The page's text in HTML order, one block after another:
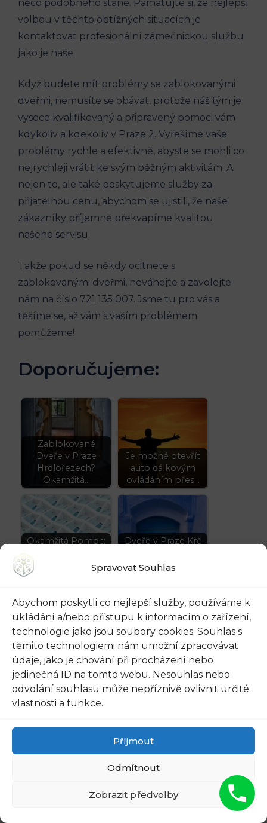
Spravovat Souhlas
Abychom poskytli co nejlepší služby, používáme k
ukládání a/nebo přístupu k informacím o zařízení,
technologie jako jsou soubory cookies. Souhlas s
těmito technologiemi nám umožní zpracovávat
údaje, jako je chování při procházení nebo
jedinečná ID na tomto webu. Nesouhlas nebo
odvolání souhlasu může nepříznivě ovlivnit určité
vlastnosti a funkce.
Příjmout
Odmítnout
Zobrazit předvolby
něco podobného stane. Pamatujte si, že nejlepší
volbou v těchto obtížných situacích je
kontaktovat profesionální zámečnickou službu
jako je naše.
Když budete mít problémy se zablokovanými
dveřmi, nemusíte se obávat, protože náš tým je
vysoce kvalifikovaný a připravený pomoci vám
kdykoliv a kdekoliv v Praze 2. Vyřešíme vaše
problémy rychle a efektivně, abyste se mohli co
nejrychleji vrátit ke svým běžným aktivitám. A
nejen to, ale také poskytujeme služby za
přijatelnou cenu, abychom se ujistili, že naše
zákazníky příjemně překvapíme kvalitou
našeho servisu.
Takže pokud se někdy ocitnete s
zablokovanými dveřmi, neváhejte a zavolejte
nám na číslo 721 135 007. Jsme tu pro vás a
těšíme se, až vám s vaším problémem
pomůžeme!
Doporučujeme:
Zablokované
Dveře v Praze
Hrdlořezech?
Okamžitá…
Je možné otevřít
auto dálkovým
ovládáním přes…
Okamžitá Pomoc:
Dveře v Praze 3 -
Dveře v Praze Krč
Kontaktujte 722 135
Zablokované
Dveře v Praze
Malešicích?
Kontaktujte…
Zablokované
Dveře v Praze
Řepích? Rychlá
Reakce do 13
Minut!